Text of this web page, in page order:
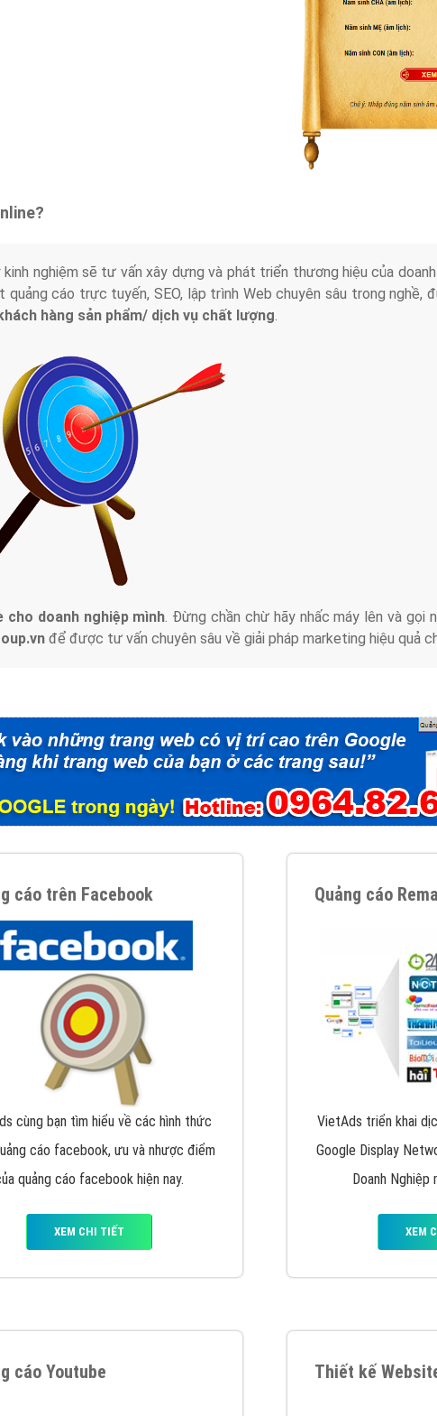
nghiệm sẽ tư vấn xây dựng và phát triển thương hiệu của
cáo trực tuyến, SEO, lập trình Web chuyên sâu trong nghề,
hàng sản phẩm/ dịch vụ chất lượng
doanh nghiệp mình . Đừng chần chừ hãy nhấc máy lên và gọi
để được tư vấn chuyên sâu về giải pháp marketing hiệu quả
cáo trên Facebook
cùng bạn tìm hiểu về các hình thức
cáo facebook, ưu và nhược điểm
quảng cáo facebook hiện nay.
XEM CHI TIẾT
Quảng cáo
VietAds triển khai
Google Display
Doanh Nghiệp
XEM
cáo Youtube Thiết kế